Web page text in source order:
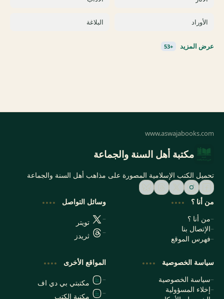
مكتبة أهل السنة والجماعة
تحميل الكتب الإسلامية المصورة على مذاهب أهل السنة والجماعة
من أنا ؟
من أنا ؟
الإتصال بنا
فهرس الموقع
وسائل التواصل
تويتر
ثريدز
سياسة الخصوصية
سياسة الخصوصية
إخلاء المسؤولية
المواقع الأخرى
مكتبتي بي دي اف
مكتبة الكتب